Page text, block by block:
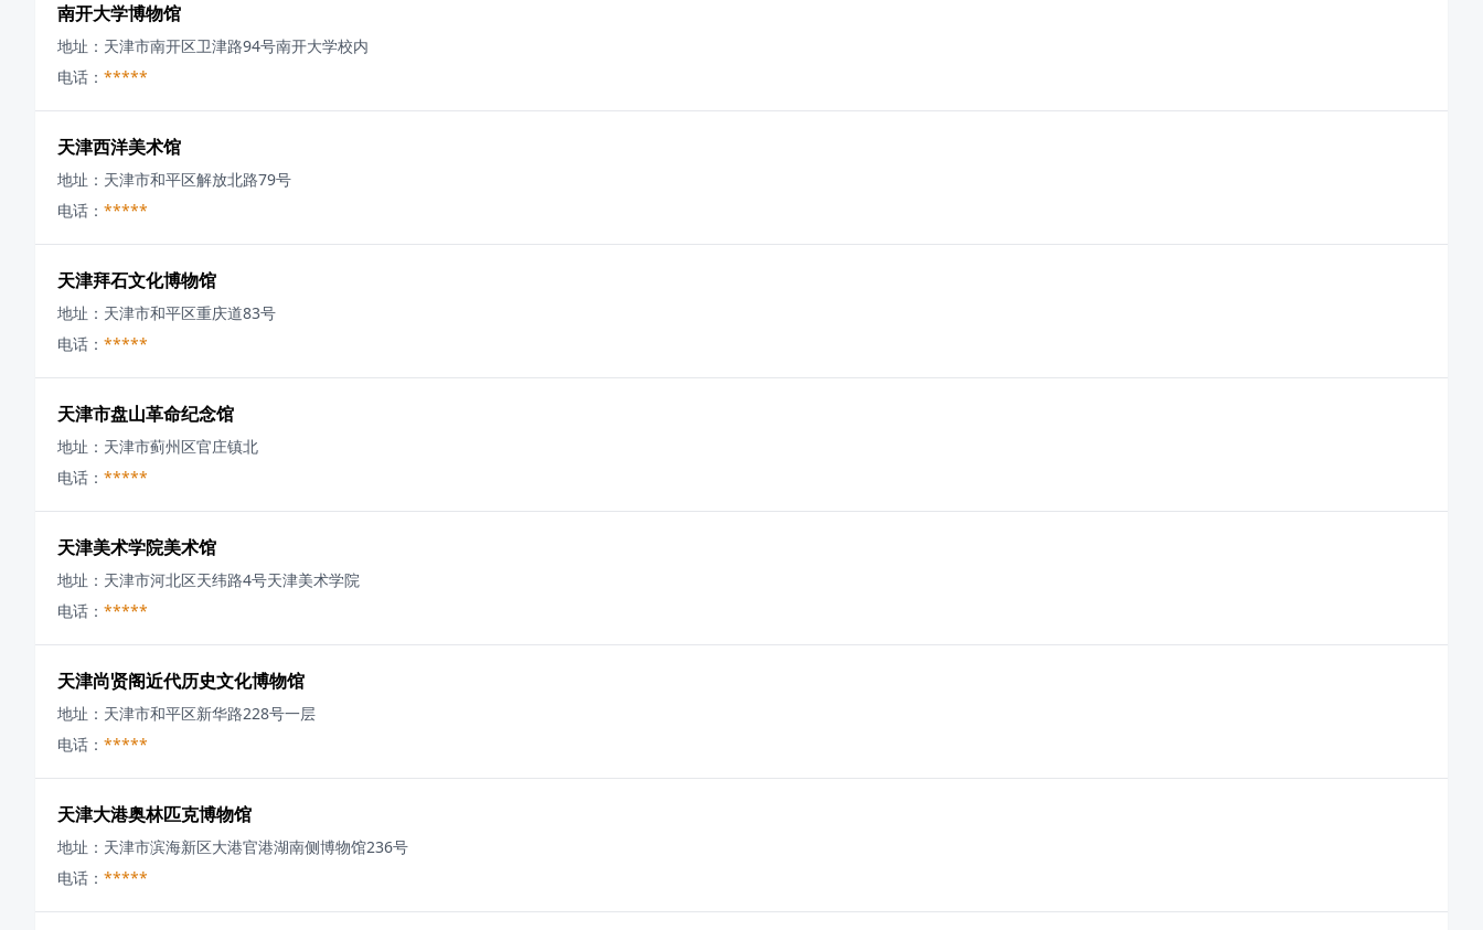
南开大学博物馆
地址： 天津市南开区卫津路94号南开大学校内
电话： *****
天津西洋美术馆
地址： 天津市和平区解放北路79号
电话： *****
天津拜石文化博物馆
地址： 天津市和平区重庆道83号
电话： *****
天津市盘山革命纪念馆
地址： 天津市蓟州区官庄镇北
电话： *****
天津美术学院美术馆
地址： 天津市河北区天纬路4号天津美术学院
电话： *****
天津尚贤阁近代历史文化博物馆
地址： 天津市和平区新华路228号一层
电话： *****
天津大港奥林匹克博物馆
地址： 天津市滨海新区大港官港湖南侧博物馆236号
电话： *****